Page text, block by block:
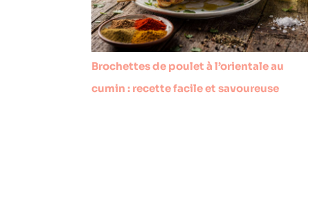
Brochettes de poulet à l’orientale au
cumin : recette facile et savoureuse